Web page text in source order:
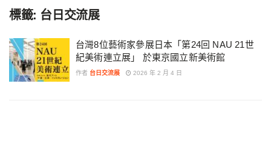
標籤: 台日交流展
台灣8位藝術家參展日本「第24回 NAU 21世
紀美術連立展」 於東京國立新美術館
作者 台日交流展 2026 年 2 月 4 日